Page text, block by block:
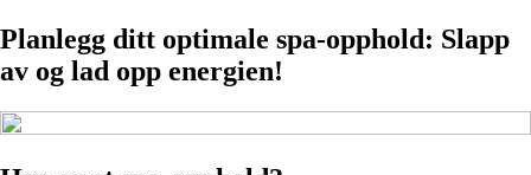
Planlegg ditt optimale spa-opphold: Slapp
av og lad opp energien!